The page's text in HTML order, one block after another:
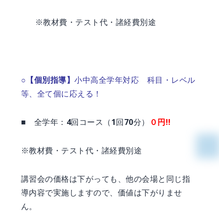
※教材費・テスト代・諸経費別途
○【個別指導】小中高全学年対応 科目・レベル
等、全て個に応える！
■ 全学年：4回コース（1回70分） ０円!!
※教材費・テスト代・諸経費別途
講習会の価格は下がっても、他の会場と同じ指
導内容で実施しますので、価値は下がりませ
ん。